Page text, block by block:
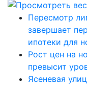
Пересмотр
завершает
ипотеки для
Рост цен на
превысит
Ясеневая